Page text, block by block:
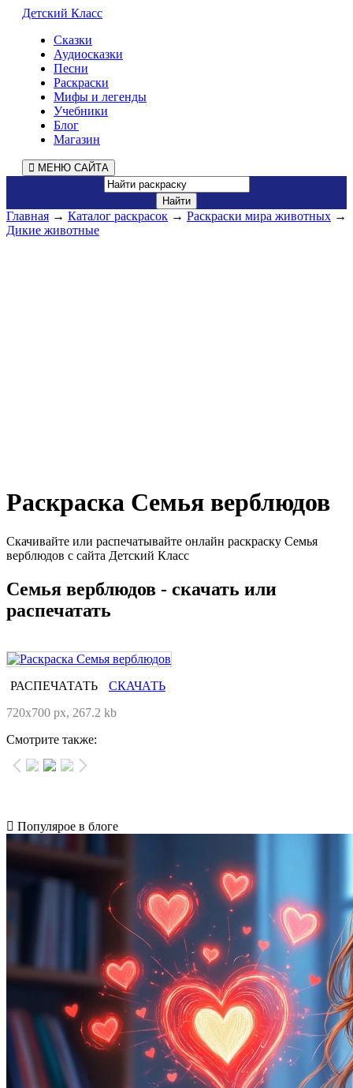
Детский Класс
Сказки
Аудиосказки
Песни
Раскраски
Мифы и легенды
Учебники
Блог
Магазин
МЕНЮ САЙТА
Главная → Каталог раскрасок → Раскраски мира животных →
Дикие животные
Раскраска Семья верблюдов
Скачивайте или распечатывайте онлайн раскраску Семья
верблюдов с сайта Детский Класс
Семья верблюдов - скачать или
распечатать
РАСПЕЧАТАТЬ
СКАЧАТЬ
720x700 px, 267.2 kb
Смотрите также:
Популярое в блоге